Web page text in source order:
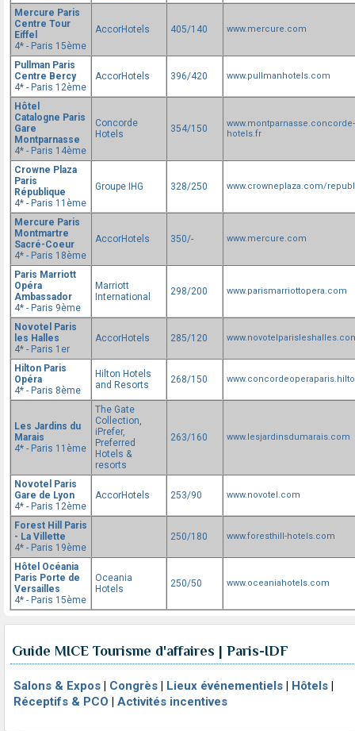
Mercure Paris
Centre Tour
Eiffel
4* - Paris 15ème
AccorHotels 405/140 www.mercure.com
Pullman Paris
Centre Bercy
4* - Paris 12ème
AccorHotels 396/420 www.pullmanhotels.com
Hôtel
Catalogne Paris
Gare
Montparnasse
4* - Paris 14ème
Concorde
Hotels
354/150
www.montparnasse.concorde-
hotels.fr
Crowne Plaza
Paris
République
4* - Paris 11ème
Groupe IHG 328/250 www.crowneplaza.com/
Mercure Paris
Montmartre
Sacré-Coeur
4* - Paris 18ème
AccorHotels 350/- www.mercure.com
Paris Marriott
Opéra
Ambassador
4* - Paris 9ème
Marriott
International
298/200 www.parismarriottopera.com
Novotel Paris
les Halles
4* - Paris 1er
AccorHotels 285/120
Hilton Paris
Opéra
4* - Paris 8ème
Hilton Hotels
and Resorts
268/150
Les Jardins du
Marais
4* - Paris 11ème
The Gate
Collection,
iPrefer,
Preferred
Hotels &
resorts
263/160 www.lesjardinsdumarais.com
Novotel Paris
Gare de Lyon
4* - Paris 12ème
AccorHotels 253/90 www.novotel.com
Forest Hill Paris
- La Villette
4* - Paris 19ème
250/180 www.foresthill-hotels.com
Hôtel Océania
Paris Porte de
Versailles
4* - Paris 15ème
Oceania
Hotels
250/50 www.oceaniahotels.com
Guide MICE Tourisme d'affaires | Paris-IDF
Salons & Expos | Congrès | Lieux événementiels | Hôtels |
Réceptifs & PCO | Activités incentives